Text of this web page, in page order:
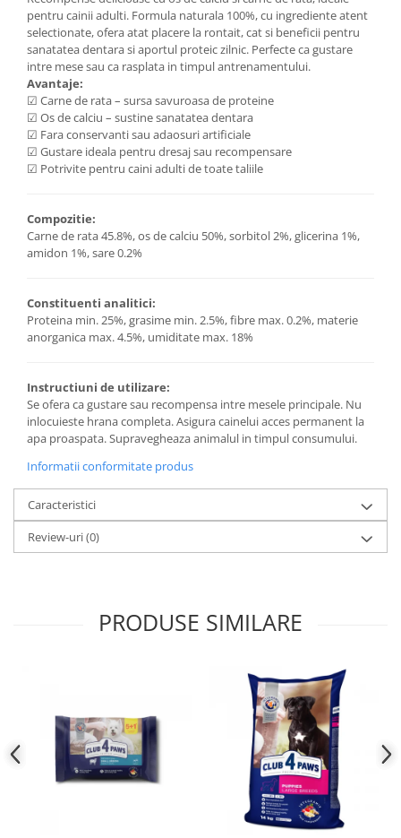
pentru cainii adulti. Formula naturala 100%, cu ingrediente atent
selectionate, ofera atat placere la rontait, cat si beneficii pentru
sanatatea dentara si aportul proteic zilnic. Perfecte ca gustare
intre mese sau ca rasplata in timpul antrenamentului.
Avantaje:
☑ Carne de rata – sursa savuroasa de proteine
☑ Os de calciu – sustine sanatatea dentara
☑ Fara conservanti sau adaosuri artificiale
☑ Gustare ideala pentru dresaj sau recompensare
☑ Potrivite pentru caini adulti de toate taliile
Compozitie:
Carne de rata 45.8%, os de calciu 50%, sorbitol 2%, glicerina 1%,
amidon 1%, sare 0.2%
Constituenti analitici:
Proteina min. 25%, grasime min. 2.5%, fibre max. 0.2%, materie
anorganica max. 4.5%, umiditate max. 18%
Instructiuni de utilizare:
Se ofera ca gustare sau recompensa intre mesele principale. Nu
inlocuieste hrana completa. Asigura cainelui acces permanent la
apa proaspata. Supravegheaza animalul in timpul consumului.
Informatii conformitate produs
Caracteristici
Review-uri(0)
PRODUSE SIMILARE